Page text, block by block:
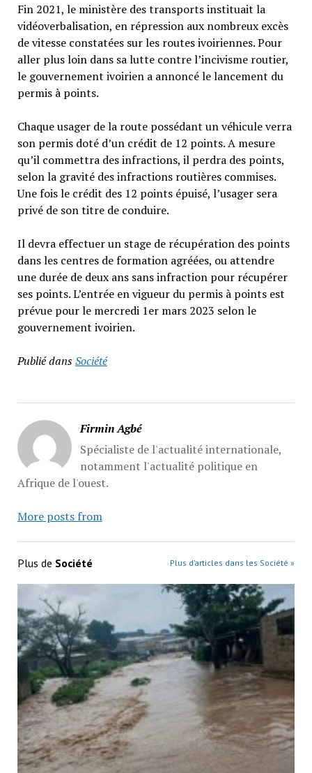
Fin 2021, le ministère des transports instituait la
vidéoverbalisation, en répression aux nombreux excès
de vitesse constatées sur les routes ivoiriennes. Pour
aller plus loin dans sa lutte contre l’incivisme routier,
le gouvernement ivoirien a annoncé le lancement du
permis à points.
Chaque usager de la route possédant un véhicule verra
son permis doté d’un crédit de 12 points. A mesure
qu’il commettra des infractions, il perdra des points,
selon la gravité des infractions routières commises.
Une fois le crédit des 12 points épuisé, l’usager sera
privé de son titre de conduire.
Il devra effectuer un stage de récupération des points
dans les centres de formation agréées, ou attendre
une durée de deux ans sans infraction pour récupérer
ses points. L’entrée en vigueur du permis à points est
prévue pour le mercredi 1er mars 2023 selon le
gouvernement ivoirien.
Publié dansSociété
Firmin Agbé
Spécialiste de l'actualité internationale,
notamment l'actualité politique en
Afrique de l'ouest.
More posts from
Plus de Société Plus d’articles dans les Société »